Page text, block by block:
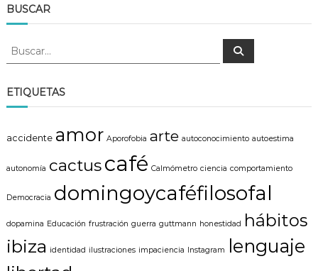
BUSCAR
B
c
a
:
B
ETIQUETAS
accidente amor Aporofobia arte autoconocimiento autoestima
autonomía cactuscafé Calmómetro ciencia comportamiento
Democracia domingoycaféfilosofal
dopamina Educación frustración guerra guttmann honestidad hábitos
ibiza identidad ilustraciones impaciencia Instagram lenguaje